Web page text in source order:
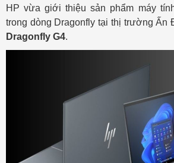
HP vừa giới thiệu sản phẩm máy
trong dòng Dragonfly tại thị trường Ấn
Dragonfly G4.